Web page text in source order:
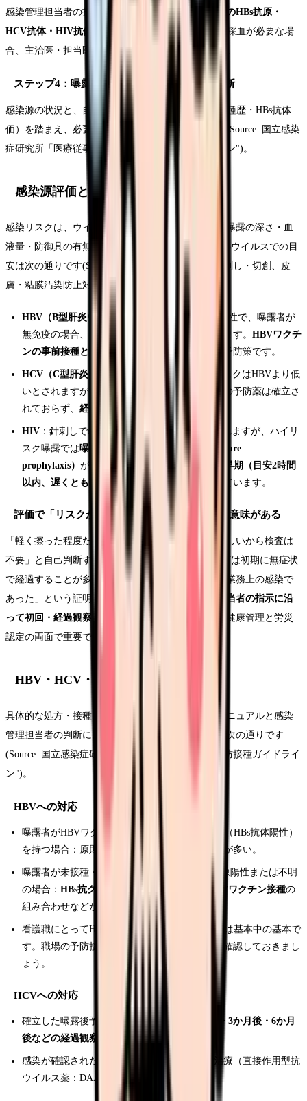
感染管理担当者の指示のもと、
感染源となった患者のHBs抗原・
HCV抗体・HIV抗体
などを確認します。患者からの採血が必要な場
合、主治医・担当医が説明し同意を得て採血します。
ステップ4：曝露者（自分）の検査・予防の判断
感染源の状況と、自分のHBV免疫状態（ワクチン接種歴・HBs抗体
価）を踏まえ、必要な予防処置・検査が決まります(Source: 国立感染
症研究所「医療従事者のための予防接種ガイドライン")。
感染源評価とリスクの考え方
感染リスクは、ウイルスの種類・感染源の感染力・曝露の深さ・血
液量・防御具の有無によって変わります。代表的な3ウイルスでの目
安は次の通りです(Source: 職業感染制御研究会「針刺し・切創、皮
膚・粘膜汚染防止対策マニュアル")。
HBV（B型肝炎ウイルス）
：感染源がHBs抗原陽性で、曝露者が
無免疫の場合、感染リスクは比較的高いとされます。 HBVワクチ
ンの事前接種と十分な抗体価の確保
が、最大の予防策です。
HCV（C型肝炎ウイルス）
：針刺しでの感染リスクはHBVより低
いとされますが、ゼロではありません。曝露後の予防薬は確立さ
れておらず、 経過観察と検査
HIV ：針刺しでの感染リスクはさらに低いとされますが、ハイリ
スク曝露では曝露後予防内服（PEP：post-exposure
prophylaxis） が選択肢になります。できるだけ早期（目安2時間
以内、遅くとも72時間以内）
の開始が推奨されています。
評価で「リスクが低い」と判断されても検査は意味がある
「軽く擦った程度だから大丈夫」「感染源は陰性らしいから検査は
不要」と自己判断するのは危険です。HBV/HCV/HIVは初期に無症状
で経過することが多く、後から発症してからでは「業務上の感染で
あった」という証明が難しくなります。
感染管理担当者の指示に沿
って初回・経過観察の検査を受けること
が、本人の健康管理と労災
認定の両面で重要です。
HBV・HCV・HIVの予防・検査の流れ
具体的な処方・接種・検査スケジュールは施設のマニュアルと感染
管理担当者の判断によりますが、一般的な枠組みは次の通りです
(Source: 国立感染症研究所「医療従事者のための予防接種ガイドライ
ン")。
HBVへの対応
曝露者がHBVワクチン接種済みで十分な抗体価（HBs抗体陽性）
を持つ場合：原則として追加対応は不要なことが多い。
曝露者が未接種・低抗体価で、感染源がHBs抗原陽性または不明
の場合： HBs抗グロブリン（HBIG）投与とHBVワクチン接種の
組み合わせなどが検討されます。
看護職にとってHBVワクチン接種と抗体価確認は基本中の基本で
す。職場の予防接種制度の対象になっているか確認しておきまし
ょう。
HCVへの対応
確立した曝露後予防薬はなく、
初回・1か月後・3か月後・6か月
後などの経過観察検査
が中心になります。
感染が確認された場合は、肝臓専門医による治療（直接作用型抗
ウイルス薬：DAAs）が検討されます。